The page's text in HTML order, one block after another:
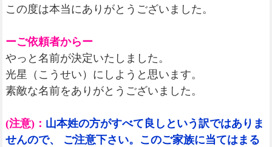
この度は本当にありがとうございました。
ーご依頼者からー
やっと名前が決定いたしました。
光星（こうせい）にしようと思います。
素敵な名前をありがとうございました。
(注意)： 山本姓の方がすべて良しという訳ではありま
せんので、 ご注意下さい。このご家族に当てはまる